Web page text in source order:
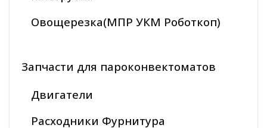
Овощерезка(МПР УКМ Роботкоп)
Запчасти для пароконвектоматов
Двигатели
Расходники Фурнитура